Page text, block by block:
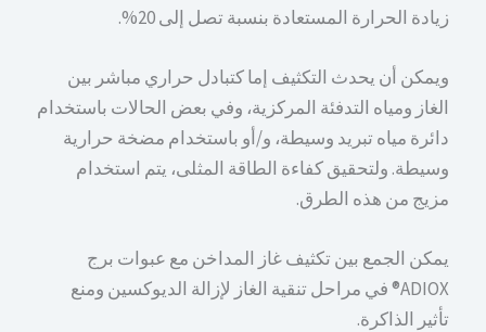
زيادة الحرارة المستعادة بنسبة تصل إلى 20%.
ويمكن أن يحدث التكثيف إما كتبادل حراري مباشر بين
الغاز ومياه التدفئة المركزية، وفي بعض الحالات باستخدام
دائرة مياه تبريد وسيطة، و/أو باستخدام مضخة حرارية
وسيطة. ولتحقيق كفاءة الطاقة المثلى، يتم استخدام
مزيج من هذه الطرق.
يمكن الجمع بين تكثيف غاز المداخن مع عبوات برج
ADIOX® في مراحل تنقية الغاز لإزالة الديوكسين ومنع
تأثير الذاكرة.